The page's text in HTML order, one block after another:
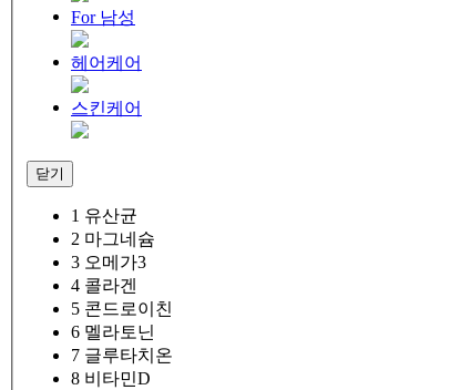
For 남성
헤어케어
스킨케어
닫기
1 유산균
2 마그네슘
3 오메가3
4 콜라겐
5 콘드로이친
6 멜라토닌
7 글루타치온
8 비타민D